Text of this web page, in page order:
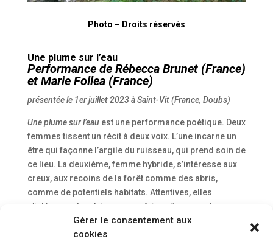
Gérer le consentement aux
cookies
Photo – Droits réservés
Une plume sur l’eau
Performance de Rébecca Brunet (France)
et Marie Follea (France)
présentée le 1er juillet 2023 à Saint-Vit (France, Doubs)
Une plume sur l’eauest une performance poétique. Deux
femmes tissent un récit à deux voix. L’une incarne un
être qui façonne l’argile du ruisseau, qui prend soin de
ce lieu. La deuxième, femme hybride, s’intéresse aux
creux, aux recoins de la forêt comme des abris,
comme de potentiels habitats. Attentives, elles
s’intéressent au
faire avec faire grâce aux autres
risque des autres. Lors de ce temps en lévitation, elles
transforment le lieu en même temps que celui-ci les